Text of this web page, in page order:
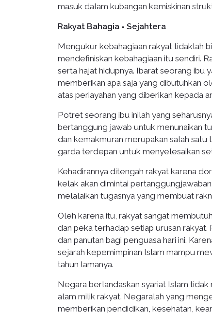
masuk dalam kubangan kemiskinan
Rakyat Bahagia = Sejahtera
Mengukur kebahagiaan rakyat tidaklah
mendefiniskan kebahagiaan itu sendiri.
serta hajat hidupnya. Ibarat seorang ibu
memberikan apa saja yang dibutuhkan
atas periayahan yang diberikan kepada
Potret seorang ibu inilah yang
bertanggung jawab untuk menunaikan
dan kemakmuran merupakan salah satu
garda terdepan untuk menyelesaikan
Kehadirannya ditengah rakyat karena
kelak akan dimintai
melalaikan tugasnya yang membuat
Oleh karena itu, rakyat sangat
dan peka terhadap setiap urusan
dan panutan bagi penguasa hari ini.
sejarah kepemimpinan Islam mampu
tahun lamanya.
Negara berlandaskan syariat Islam
alam milik rakyat. Negaralah yang
memberikan pendidikan, kesehatan,